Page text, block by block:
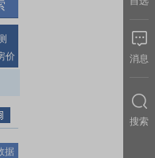
价
据
消息
搜索